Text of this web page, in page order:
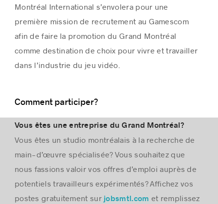
Montréal International s’envolera pour une
première mission de recrutement au Gamescom
afin de faire la promotion du Grand Montréal
comme destination de choix pour vivre et travailler
dans l’industrie du jeu vidéo.
Comment participer?
Vous êtes une entreprise du Grand Montréal?
Vous êtes un studio montréalais à la recherche de
main-d’œuvre spécialisée? Vous souhaitez que
nous fassions valoir vos offres d’emploi auprès de
potentiels travailleurs expérimentés? Affichez vos
postes gratuitement sur jobsmtl.com et remplissez